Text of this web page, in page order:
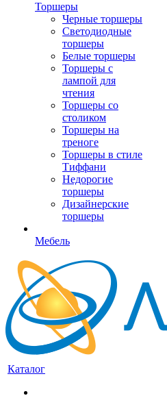
Торшеры
Черные торшеры
Светодиодные
торшеры
Белые торшеры
Торшеры с
лампой для
чтения
Торшеры со
столиком
Торшеры на
треноге
Торшеры в стиле
Тиффани
Недорогие
торшеры
Дизайнерские
торшеры
Мебель
Каталог